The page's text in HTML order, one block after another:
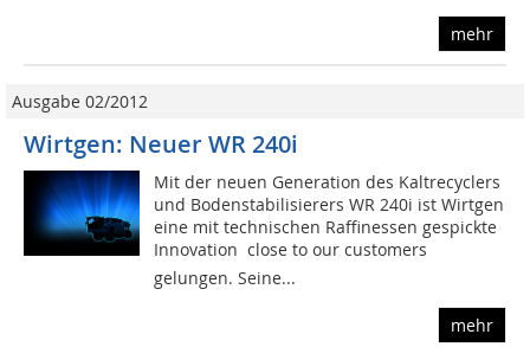
mehr
Ausgabe 02/2012
Wirtgen: Neuer WR 240i
Mit der neuen Generation des Kaltrecyclers
und Bodenstabilisierers WR 240i ist Wirtgen
eine mit technischen Raffinessen gespickte
Innovation  close to our customers 
gelungen. Seine...
mehr